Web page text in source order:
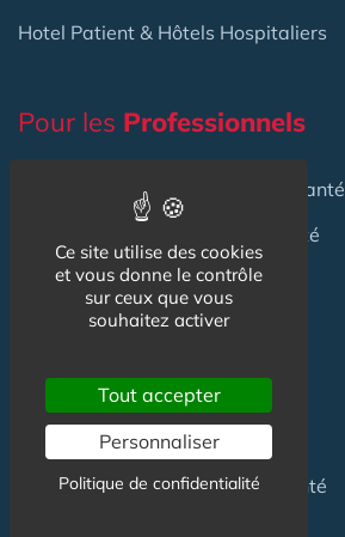
Hotel Patient & Hôtels Hospitaliers
Pour les Professionnels
Location locaux
en Maison de Santé
en Maison de Santé
Emploien Centre de Santé
S'installeren Maison de Santé
une Maison de Santé
une Maison de Santé
Investirdans une Maison de Santé
Ce site utilise des cookies
et vous donne le contrôle
sur ceux que vous
souhaitez activer
Tout accepter
Personnaliser
Politique de confidentialité